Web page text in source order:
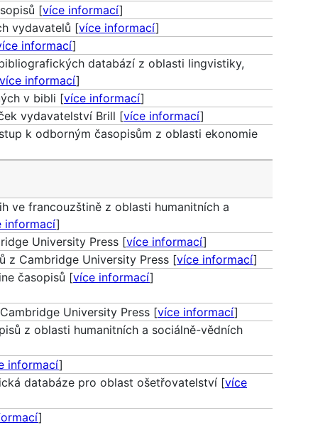
[více informací]
vydavatelů [více informací]
informací]
databází z oblasti lingvistiky,
více informací]
v bibli [více informací]
vydavatelství Brill [více informací]
k odborným časopisům z oblasti ekonomie
ve francouzštině z oblasti humanitních a
informací]
University Press [více informací]
z Cambridge University Press [více informací]
časopisů [více informací]
University Press [více informací]
z oblasti humanitních a sociálně-vědních
informací]
databáze pro oblast ošetřovatelství [více
]